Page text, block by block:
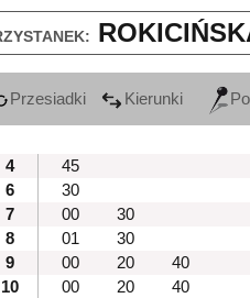
Przesiadki Kierunki
4
45
6
30
7
00
30
8
01
30
9
00 20
40
10
00 20
40